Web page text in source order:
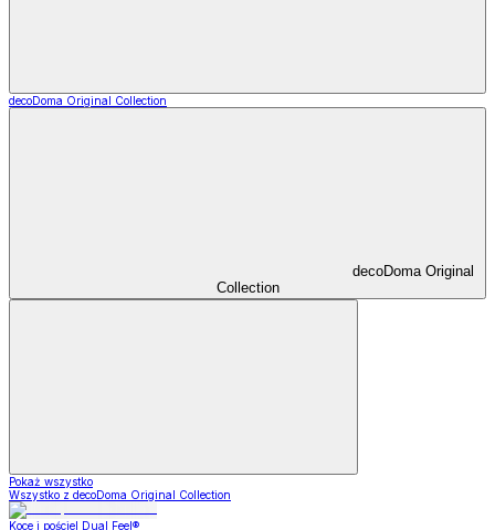
decoDoma Original Collection
decoDoma Original
Collection
Pokaż wszystko
Wszystko z decoDoma Original Collection
Koce i pościel Dual Feel®